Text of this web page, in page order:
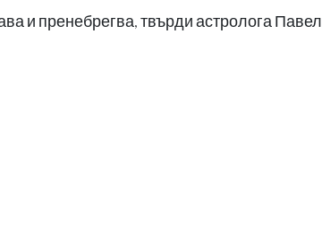
и пренебрегва, твърди астролога Павел